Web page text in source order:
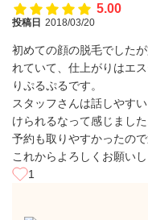
5.00
投稿日 2018/03/20
初めての顔の脱毛でした
れていて、仕上がりはエ
りぷるぷるです。
スタッフさんは話しやす
けられるなって感じました
予約も取りやすかったの
これからよろしくお願いし
1